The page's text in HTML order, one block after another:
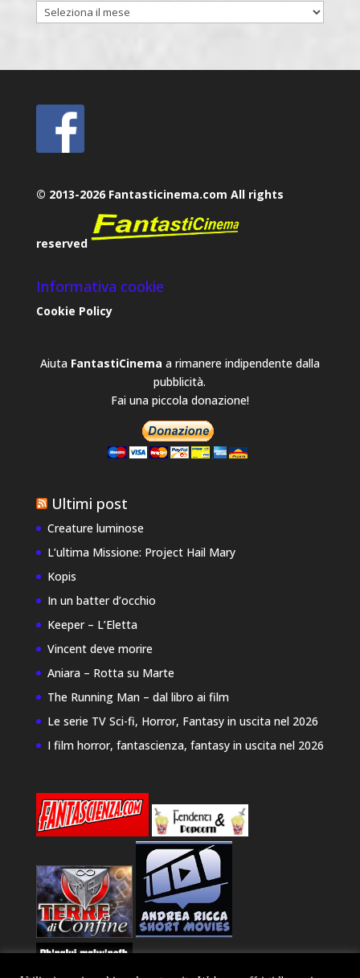
Archivi
© 2013-2026 Fantasticinema.com All rights
reserved
Informativa cookie
Cookie Policy
Aiuta FantastiCinema a rimanere indipendente dalla
pubblicità.
Fai una piccola donazione!
Ultimi post
Creature luminose
L’ultima Missione: Project Hail Mary
Kopis
In un batter d’occhio
Keeper – L’Eletta
Vincent deve morire
Aniara – Rotta su Marte
The Running Man – dal libro ai film
Le serie TV Sci-fi, Horror, Fantasy in uscita nel 2026
I film horror, fantascienza, fantasy in uscita nel 2026